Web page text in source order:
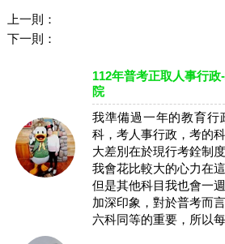
上一則：
下一則：
112年普考正取人事行
院
我準備過一年的教育行
科，考人事行政，考的
大差別在於現行考銓制
我會花比較大的心力在
但是其他科目我也會一
加深印象，對於普考而
六科同等的重要，所以